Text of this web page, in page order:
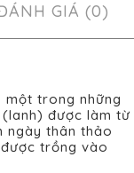
GIÁ (0)
một trong những
được làm từ
ngày thân thảo
trồng vào